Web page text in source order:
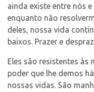
ainda existe entre nós
enquanto não
deles, nossa vida
baixos. Prazer e
Eles são resistentes às
poder que lhe demos
nossas vidas. São